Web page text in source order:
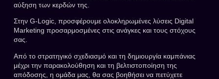
αύξηση των κερδών της.
Στην G-Logic, προσφέρουμε ολοκληρωμένες λύσεις Digital
Marketing προσαρμοσμένες στις ανάγκες και τους στόχους
σας.
Από το στρατηγικό σχεδιασμό και τη δημιουργία καμπάνιας
μέχρι την παρακολούθηση και τη βελτιστοποίηση της
απόδοσης, η ομάδα μας, θα σας βοηθήσει να πετύχετε